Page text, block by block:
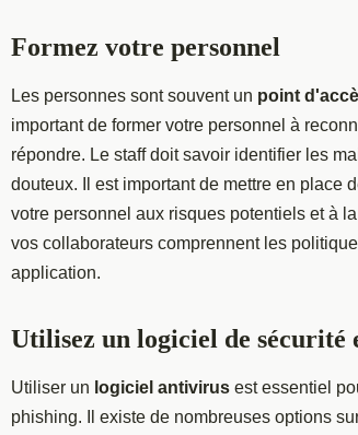
Formez votre personnel
Les personnes sont souvent un point
important de former votre personnel à
répondre. Le staff doit savoir identifier les
douteux. Il est important de mettre en place
votre personnel aux risques potentiels et à
vos collaborateurs comprennent les
application.
Utilisez un logiciel de sécurité
Utiliser un logiciel antivirus est essentiel
phishing. Il existe de nombreuses options